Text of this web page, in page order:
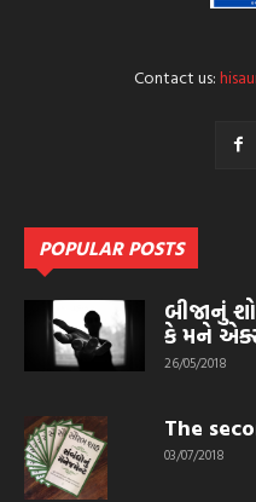
Contact us:
POPULAR POSTS
બીજાનું
કે મને
26/05/2018
The
03/07/2018